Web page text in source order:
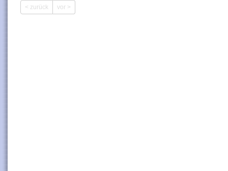
< zurück vor >